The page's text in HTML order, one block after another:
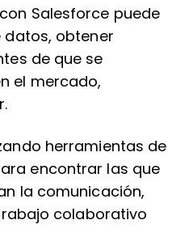
Salesforce puede
datos, obtener
de que se
el mercado,
herramientas de
encontrar las que
la comunicación,
colaborativo